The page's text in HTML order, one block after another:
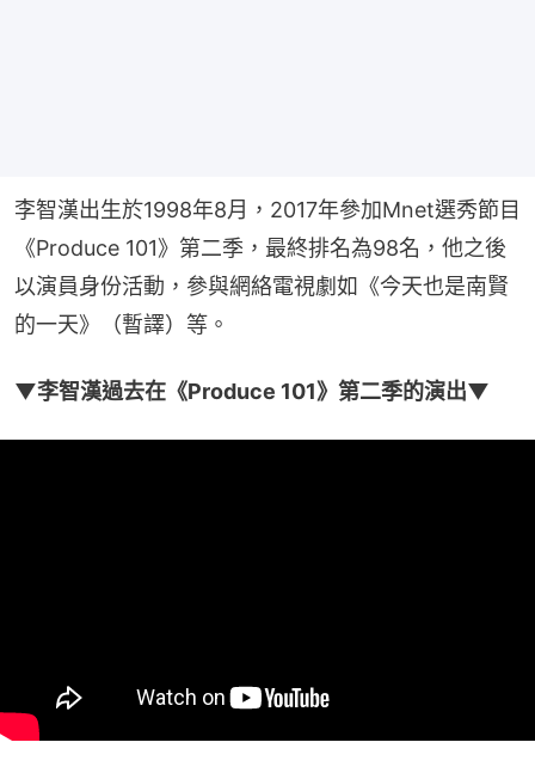
李智漢出生於1998年8月，2017年參加Mnet選秀節目
《Produce 101》第二季，最終排名為98名，他之後
以演員身份活動，參與網絡電視劇如《今天也是南賢
的一天》（暫譯）等。
▼李智漢過去在《Produce 101》第二季的演出▼